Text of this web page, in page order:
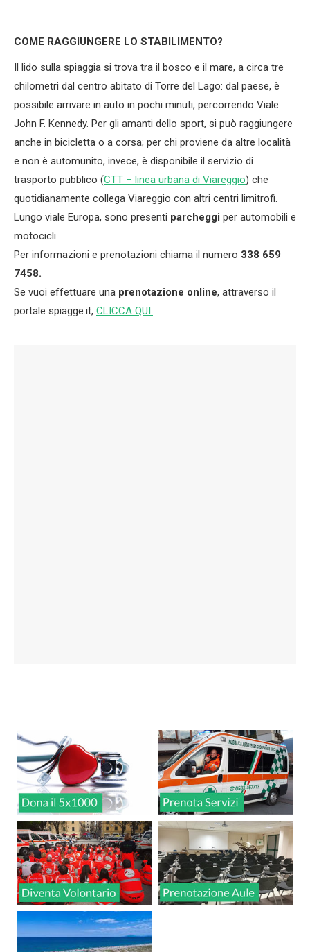
COME RAGGIUNGERE LO STABILIMENTO?
Il lido sulla spiaggia si trova tra il bosco e il mare, a circa tre
chilometri dal centro abitato di Torre del Lago: dal paese, è
possibile arrivare in auto in pochi minuti, percorrendo Viale
John F. Kennedy. Per gli amanti dello sport, si può raggiungere
anche in bicicletta o a corsa; per chi proviene da altre località
e non è automunito, invece, è disponibile il servizio di
trasporto pubblico (CTT – linea urbana di Viareggio) che
quotidianamente collega Viareggio con altri centri limitrofi.
Lungo viale Europa, sono presenti parcheggi per automobili e
motocicli.
Per informazioni e prenotazioni chiama il numero 338 659
7458.
Se vuoi effettuare una prenotazione online, attraverso il
portale spiagge.it, CLICCA QUI.